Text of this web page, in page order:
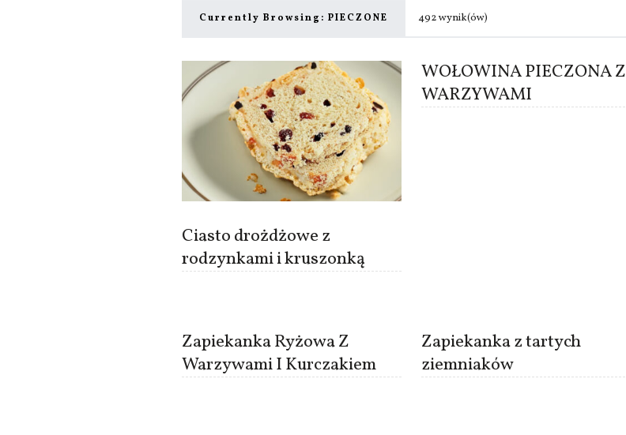
Currently Browsing: PIECZONE 492 wynik(ów)
Ciasto drożdżowe z
rodzynkami i kruszonką
WOŁOWINA PIECZONA Z
WARZYWAMI
Zapiekanka Ryżowa Z
Warzywami I Kurczakiem
Zapiekanka z tartych
ziemniaków